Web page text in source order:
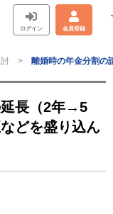
ログイン 会員登録
離婚時の年金分割
延長（2年→5
どを盛り込ん